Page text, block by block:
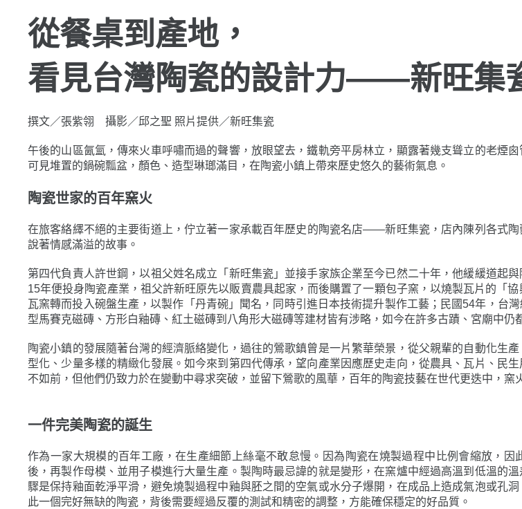
從餐桌到產地，
看見台灣陶瓷的設計力——新旺集
撰文／張紫翎 攝影／邱之聖 照片提供／新旺集瓷
午後的山區氤氳，傳來火車呼嘯而過的聲響，放眼望去，鐵軌旁平房林立，顯露著幾支聳立的老煙
可見堆置的鍋碗瓢盆，顏色、造型琳瑯滿目，在陶瓷小鎮上帶來歷史悠久的藝術氣息。
陶瓷世家的百年窯火
在旅客絡繹不絕的主要街道上，佇立著一家承載百年歷史的陶瓷名店——新旺集瓷，店內陳列各式
說著情感滿溢的故事。
第四代負責人許世鋼，以祖父姓名成立「新旺集瓷」並接手家族企業至今已然二十年，他緩緩道起
15年便投身陶瓷產業，祖父許新旺原先以販賣農具起家，而後購置了一顆包子窯，以燒製瓦片的「
瓦窯轉而投入碗盤生產，以製作「丹青碗」聞名，同時引進日本技術提升製作工藝；民國54年，台
型馬賽克磁磚、方形白釉磚、紅土磁磚到八角形大磁磚等建材皆有涉略，如今在許多古蹟、宮廟中仍
陶瓷小鎮的發展隨著台灣的經濟脈絡變化，過往的鶯歌鎮曾是一片繁華榮景，從父親輩的自動化生
型化、少量多樣的精緻化發展。如今來到第四代傳承，望向產業因應歷史走向，從農具、瓦片、民
不如前，但他們仍致力於在變動中尋求突破，並留下鶯歌的風華，百年的陶瓷技藝在世代更迭中，窯
一件完美陶瓷的誕生
作為一家大規模的百年工廠，在生產細節上絲毫不敢怠慢。因為陶瓷在燒製過程中比例會縮放，
後，再製作母模、並用子模進行大量生產。製陶時最忌諱的就是變形，在窯爐中經過高溫到低溫的
驟是保持釉面乾淨平滑，避免燒製過程中釉與胚之間的空氣或水分子爆開，在成品上造成氣泡或孔
此一個完好無缺的陶瓷，背後需要經過反覆的測試和精密的調整，方能確保穩定的好品質。